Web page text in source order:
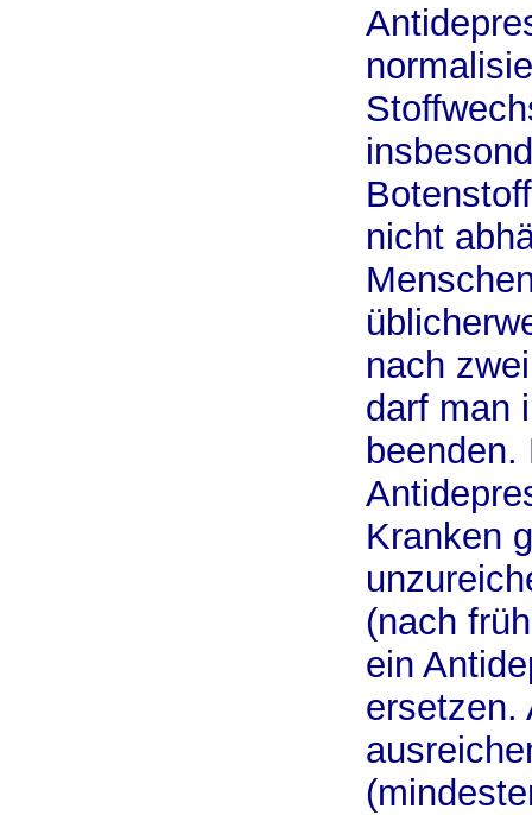
nicht
nach
darf man
beenden.
Kranken
(nach
ein
ersetzen.